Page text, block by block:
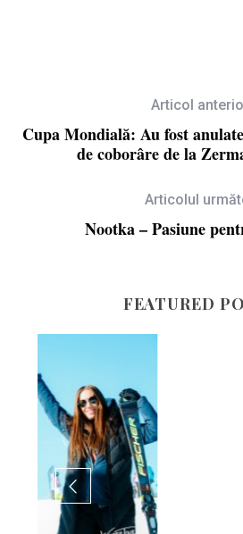
Articol
Cupa Mondială: Au fost
de coborâre de la
Articolul
Nootka – Pasiune
FEATURED